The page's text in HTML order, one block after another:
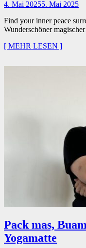
4. Mai 20255. Mai 2025
Find your inner peace
Wunderschöner
[ MEHR LESEN ]
Pack mas,
Yogamatte